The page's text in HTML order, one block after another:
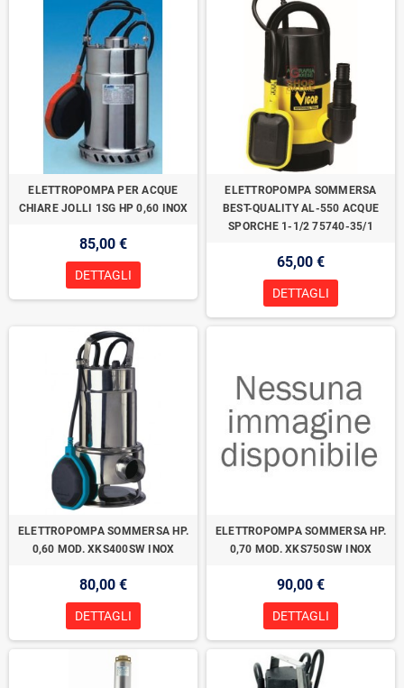
ELETTROPOMPA PER ACQUE
CHIARE JOLLI 1SG HP 0,60 INOX
85,00 €
DETTAGLI
ELETTROPOMPA SOMMERSA
BEST-QUALITY AL-550 ACQUE
SPORCHE 1-1/2 75740-35/1
65,00 €
DETTAGLI
ELETTROPOMPA SOMMERSA HP.
0,60 MOD. XKS400SW INOX
80,00 €
DETTAGLI
ELETTROPOMPA SOMMERSA HP.
0,70 MOD. XKS750SW INOX
90,00 €
DETTAGLI